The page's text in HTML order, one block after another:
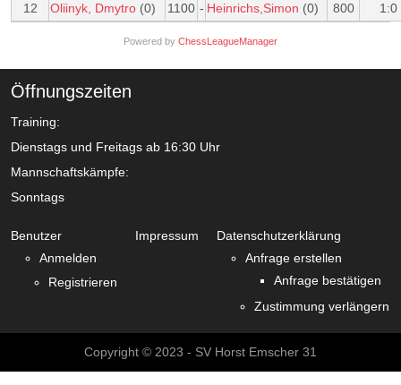
12
Oliinyk, Dmytro (0) 1100 - Heinrichs,Simon (0) 800 1:0
Powered by ChessLeagueManager
Öffnungszeiten
Training:
Dienstags und Freitags ab 16:30 Uhr
Mannschaftskämpfe:
Sonntags
Benutzer
Anmelden
Registrieren
Impressum
Datenschutzerklärung
Anfrage erstellen
Anfrage bestätigen
Zustimmung verlängern
Copyright © 2023 - SV Horst Emscher 31